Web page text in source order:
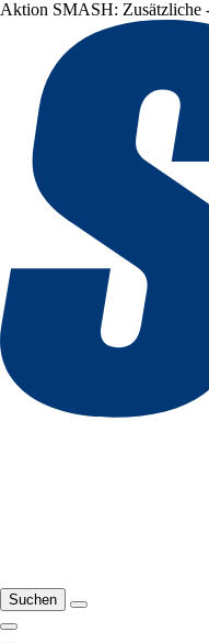
Aktion SMASH: Zusätzliche
Suchen